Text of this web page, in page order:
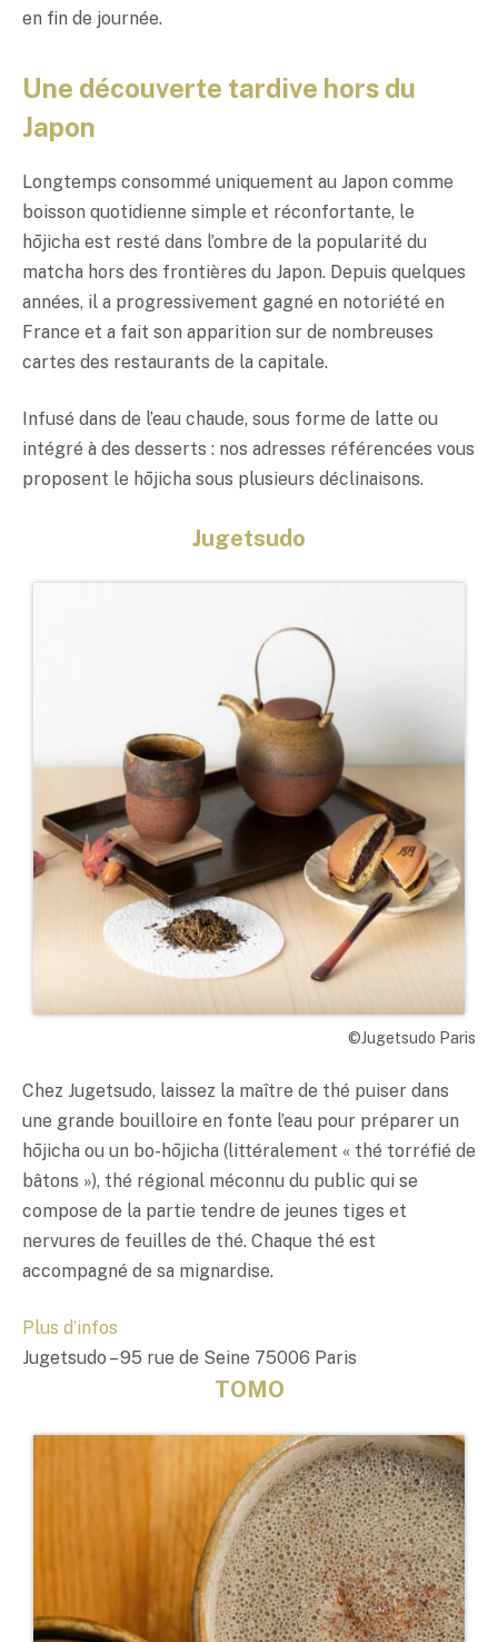
en fin de journée.
Une découverte tardive hors du
Japon
Longtemps consommé uniquement au Japon comme
boisson quotidienne simple et réconfortante, le
hōjicha est resté dans l’ombre de la popularité du
matcha hors des frontières du Japon. Depuis quelques
années, il a progressivement gagné en notoriété en
France et a fait son apparition sur de nombreuses
cartes des restaurants de la capitale.
Infusé dans de l’eau chaude, sous forme de latte ou
intégré à des desserts : nos adresses référencées vous
proposent le hōjicha sous plusieurs déclinaisons.
Jugetsudo
©Jugetsudo Paris
Chez Jugetsudo, laissez la maître de thé puiser dans
une grande bouilloire en fonte l’eau pour préparer un
hōjicha ou un bo-hōjicha (littéralement « thé torréfié de
bâtons »), thé régional méconnu du public qui se
compose de la partie tendre de jeunes tiges et
nervures de feuilles de thé. Chaque thé est
accompagné de sa mignardise.
Plus d’infos
Jugetsudo – 95 rue de Seine 75006 Paris
TOMO